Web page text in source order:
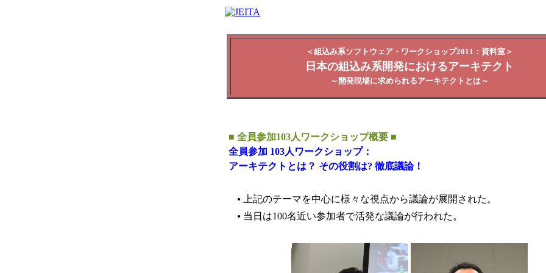
＜組込み系ソフトウェア・ワークショップ2011：資料室＞
日本の組込み系開発におけるアーキテクト
～開発現場に求められるアーキテクトとは～
■ 全員参加103人ワークショップ概要 ■
全員参加 103人ワークショップ：
アーキテクトとは？ その役割は? 徹底議論！
● 上記のテーマを中心に様々な視点から議論が展開された。
● 当日は100名近い参加者で活発な議論が行われた。